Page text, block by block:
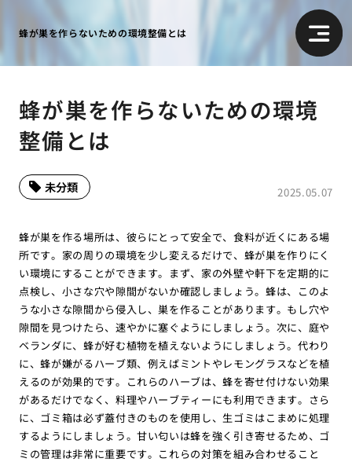
蜂が巣を作らないための環境整備とは
蜂が巣を作らないための環境
整備とは
2025.05.07
未分類
蜂が巣を作る場所は、彼らにとって安全で、食料が近くにある場
所です。家の周りの環境を少し変えるだけで、蜂が巣を作りにく
い環境にすることができます。まず、家の外壁や軒下を定期的に
点検し、小さな穴や隙間がないか確認しましょう。蜂は、このよ
うな小さな隙間から侵入し、巣を作ることがあります。もし穴や
隙間を見つけたら、速やかに塞ぐようにしましょう。次に、庭や
ベランダに、蜂が好む植物を植えないようにしましょう。代わり
に、蜂が嫌がるハーブ類、例えばミントやレモングラスなどを植
えるのが効果的です。これらのハーブは、蜂を寄せ付けない効果
があるだけでなく、料理やハーブティーにも利用できます。さら
に、ゴミ箱は必ず蓋付きのものを使用し、生ゴミはこまめに処理
するようにしましょう。甘い匂いは蜂を強く引き寄せるため、ゴ
ミの管理は非常に重要です。これらの対策を組み合わせること